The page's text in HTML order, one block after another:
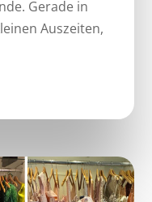
Gerade in
Auszeiten,